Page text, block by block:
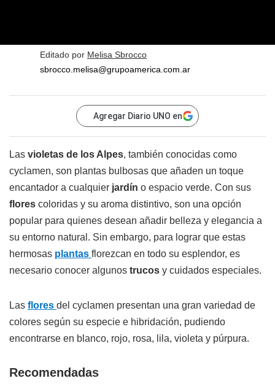
Editado por Melisa Sbrocco
sbrocco.melisa@grupoamerica.com.ar
Agregar Diario UNO en
Las violetas de los Alpes, también conocidas como
cyclamen, son plantas bulbosas que añaden un toque
encantador a cualquier jardín o espacio verde. Con sus
flores coloridas y su aroma distintivo, son una opción
popular para quienes desean añadir belleza y elegancia a
su entorno natural. Sin embargo, para lograr que estas
hermosas plantas florezcan en todo su esplendor, es
necesario conocer algunos trucos y cuidados especiales.
Las flores del cyclamen presentan una gran variedad de
colores según su especie e hibridación, pudiendo
encontrarse en blanco, rojo, rosa, lila, violeta y púrpura.
Recomendadas